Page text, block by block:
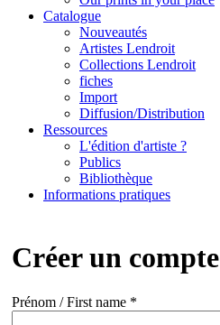
Catalogue
Nouveautés
Artistes Lendroit
Collections Lendroit
fiches
Import
Diffusion/Distribution
Ressources
L'édition d'artiste ?
Publics
Bibliothèque
Informations pratiques
Créer un compte
Prénom / First name *